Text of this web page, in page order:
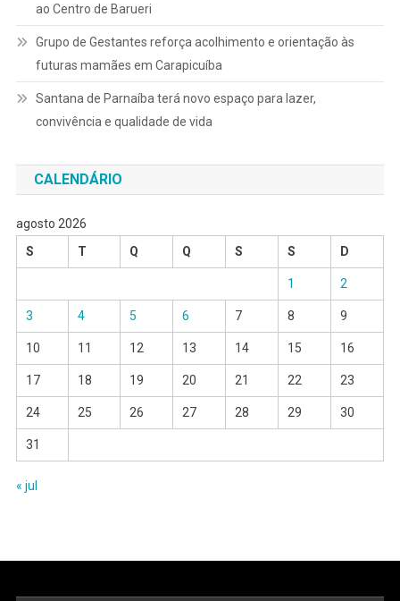
ao Centro de Barueri
Grupo de Gestantes reforça acolhimento e orientação às
futuras mamães em Carapicuíba
Santana de Parnaíba terá novo espaço para lazer,
convivência e qualidade de vida
CALENDÁRIO
agosto 2026
S
T Q Q S S D
1 2
3 4 5 6 7 8 9
10 11 12 13 14 15 16
17 18 19 20 21 22 23
24 25 26 27 28 29 30
31
« jul